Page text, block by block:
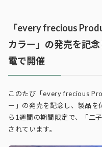
「every frecious
カラー」の発売を記
電で開催
このたび「every frecious
ー」の発売を記念し、製品
ら1週間の期間限定で、「二
されています。